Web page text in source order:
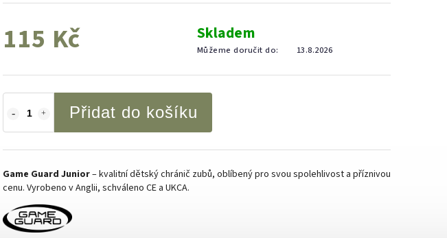
115 Kč Skladem
Můžeme doručit do: 13.8.2026
Přidat do košíku
Game Guard Junior– kvalitní dětský chránič zubů, oblíbený pro svou spolehlivost a příznivou
cenu. Vyrobeno v Anglii, schváleno CE a UKCA.